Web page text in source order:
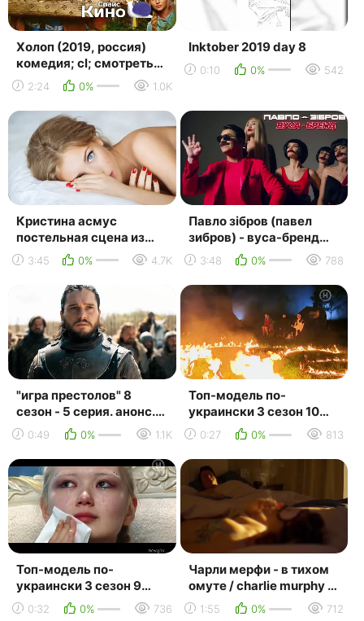
Холоп (2019, россия)
комедия; cl; смотреть
фильм/кино онлайн
киноспайс hd
2:24 0% 1.0K
Inktober 2019 day 8
0:10 0% 542
Кристина асмус
постельная сцена из
фильма текст (фильм
2019)
3:45 0% 4.7K
Павло зібров (павел
зибров) - вуса-бренд
(премьера клипа 2019)
3:48 0% 788
"игра престолов" 8
сезон - 5 серия. анонс.
(эфир 13.05.2019) game
of thron...
0:49 0% 1.1K
Топ-модель по-
украински 3 сезон 10
выпуск 01.11.2019
0:27 0% 813
Топ-модель по-
украински 3 сезон 9
выпуск 25.10.2019
0:32 0% 736
Чарли мерфи - в тихом
омуте / charlie murphy -
dark lies the island ( 2019
1:55 0% 712